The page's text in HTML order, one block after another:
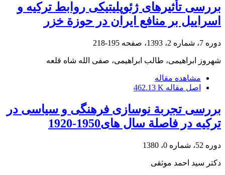
بررسی تأثیرهای ژئوپلیتیکی روابط ترکیه و
اسراییل بر منافع ایران در حوزة خزر
دوره 7، شماره 2، 1393، صفحه 195-218
شهروز ابراهیمی، طالب ابراهیمی، صفی الله شاه قلعه
مشاهده مقاله
اصل مقاله 462.13 K
بررسی تجربة نوسازی فرهنگی و سیاسی در
ترکیه در فاصلة سال های1950-1920
دوره 52، شماره 0، 1380
دکتر سید احمد موثقی